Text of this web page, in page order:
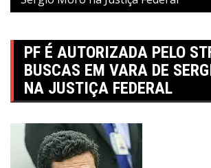
PF É AUTORIZADA PELO
BUSCAS EM VARA DE
NA JUSTIÇA FEDERAL